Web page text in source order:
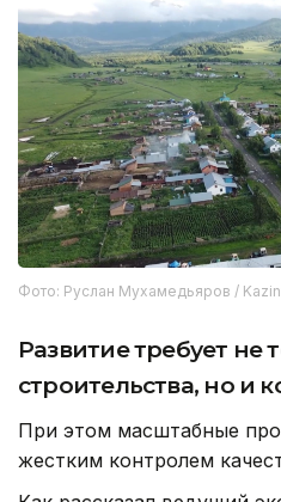
Фото: Руслан Мухамедьяров /
Развитие требует не
строительства, но и
При этом масштабные
жестким контролем